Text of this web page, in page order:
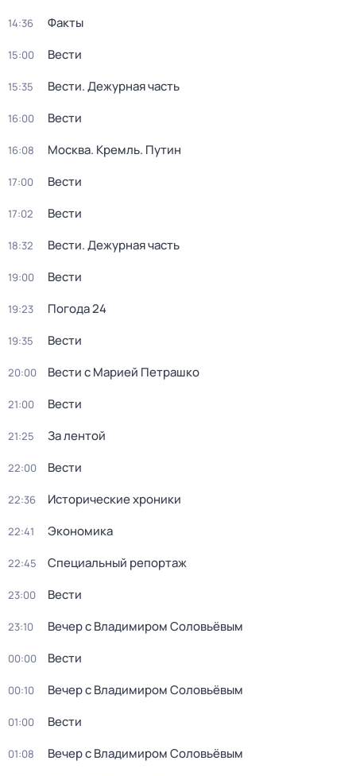
14:36 Факты
15:00 Вести
15:35 Вести. Дежурная часть
16:00 Вести
16:08 Москва. Кремль. Путин
17:00 Вести
17:02 Вести
18:32 Вести. Дежурная часть
19:00 Вести
19:23 Погода 24
19:35 Вести
20:00 Вести с Марией Петрашко
21:00 Вести
21:25 За лентой
22:00 Вести
22:36 Исторические хроники
22:41 Экономика
22:45 Специальный репортаж
23:00 Вести
23:10 Вечер с Владимиром Соловьёвым
00:00 Вести
00:10 Вечер с Владимиром Соловьёвым
01:00 Вести
01:08 Вечер с Владимиром Соловьёвым